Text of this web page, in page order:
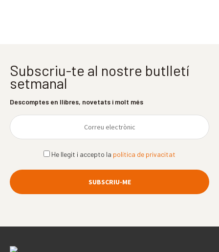
Subscriu-te al nostre butlletí
setmanal
Descomptes en llibres, novetats i molt més
He llegit i accepto la política de privacitat